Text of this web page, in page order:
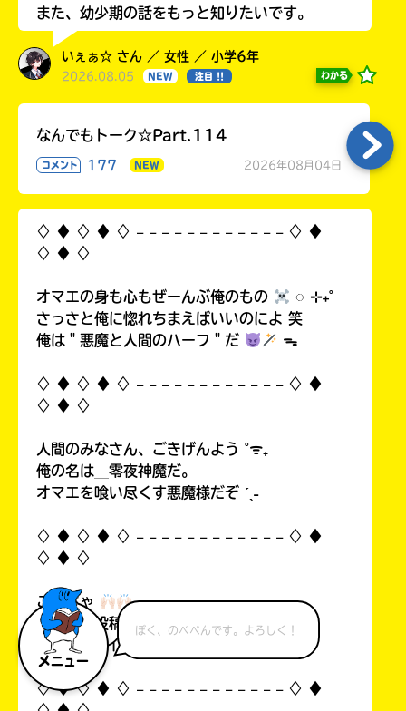
メニュー
ぼく、のべぺんです。よろしく！
また、幼少期の話をもっと知りたいです。
いぇぁ☆ さん ／ 女性 ／ 小学6年
2026.08.05 NEW 注目 !! わかる
なんでもトーク☆Part.114
コメント 177 NEW 2026年08月04日
♢ ♦︎ ♢ ♦︎ ♢ 𓐄 𓐄 𓐄 𓐄 𓐄 𓐄 𓐄 𓐄 𓐄 𓐄 𓐄 𓐄 ♢ ♦︎
♢ ♦︎ ♢
オマエの身も心もぜーんぶ俺のもの
◌ ⊹₊˚
さっさと俺に惚れちまえばいいのによ 笑
俺は＂悪魔と人間のハーフ＂だ
ᯓ
♢ ♦︎ ♢ ♦︎ ♢ 𓐄 𓐄 𓐄 𓐄 𓐄 𓐄 𓐄 𓐄 𓐄 𓐄 𓐄 𓐄 ♢ ♦︎
♢ ♦︎ ♢
人間のみなさん、ごきげんよう ˚ᯤ₊
俺の名は＿零夜神魔だ。
オマエを喰い尽くす悪魔様だぞ ˊˎ˗
♢ ♦︎ ♢ ♦︎ ♢ 𓐄 𓐄 𓐄 𓐄 𓐄 𓐄 𓐄 𓐄 𓐄 𓐄 𓐄 𓐄 ♢ ♦︎
♢ ♦︎ ♢
こんちゃ
自分の初投稿を見て俺思ったんすよ…！
中1なのにイタいって！((
♢ ♦︎ ♢ ♦︎ ♢ 𓐄 𓐄 𓐄 𓐄 𓐄 𓐄 𓐄 𓐄 𓐄 𓐄 𓐄 𓐄 ♢ ♦︎